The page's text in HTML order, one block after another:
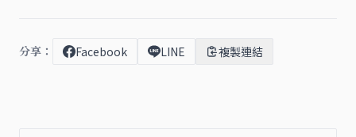
分享： Facebook LINE 複製連結